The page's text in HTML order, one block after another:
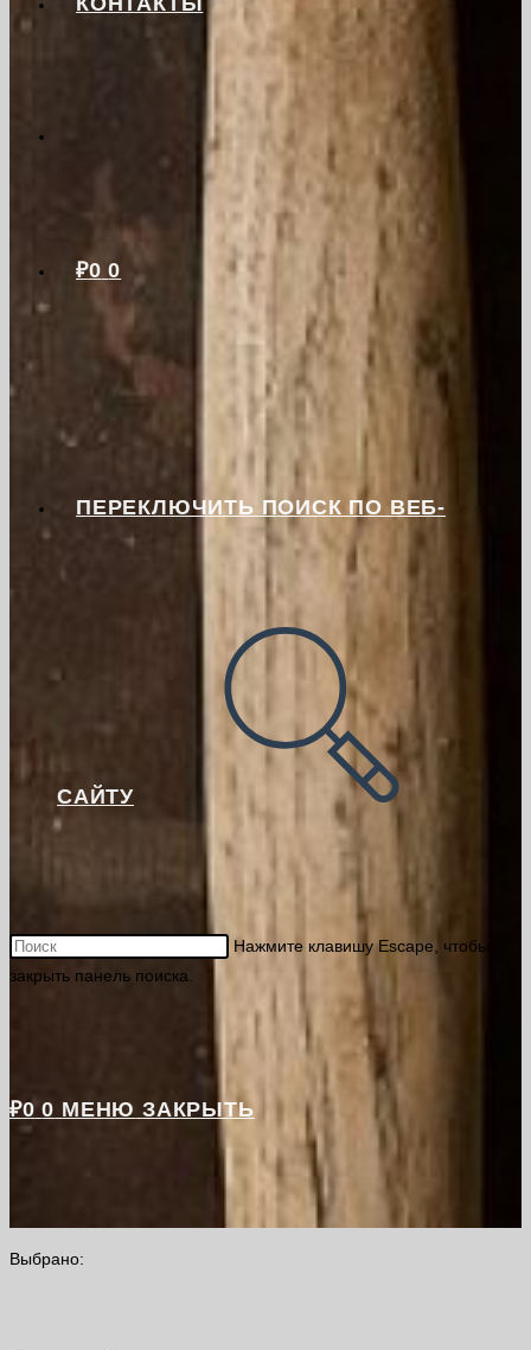
₽0 0
ПЕРЕКЛЮЧИТЬ ПОИСК ПО ВЕБ-
САЙТУ
Нажмите клавишу Escape, чтобы
закрыть панель поиска.
₽0 0 МЕНЮ ЗАКРЫТЬ
Выбрано: